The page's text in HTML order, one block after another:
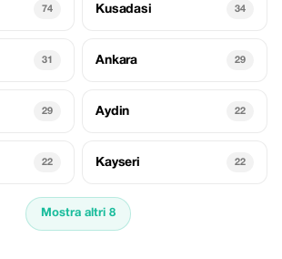
74 Kusadasi 34
31 Ankara 29
29 Aydin 22
22 Kayseri 22
Mostra altri 8